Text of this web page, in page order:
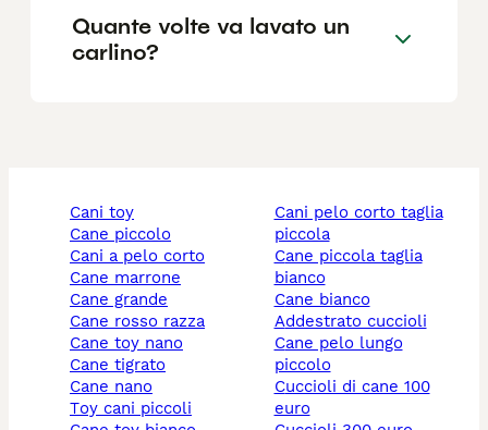
Quante volte va lavato un
carlino?
cani toy
cane piccolo
cani a pelo corto
cane marrone
cane grande
cane rosso razza
cane toy nano
cane tigrato
cane nano
toy cani piccoli
cani pelo corto taglia
piccola
cane piccola taglia
bianco
cane bianco
addestrato cuccioli
cane pelo lungo
piccolo
cuccioli di cane 100
euro